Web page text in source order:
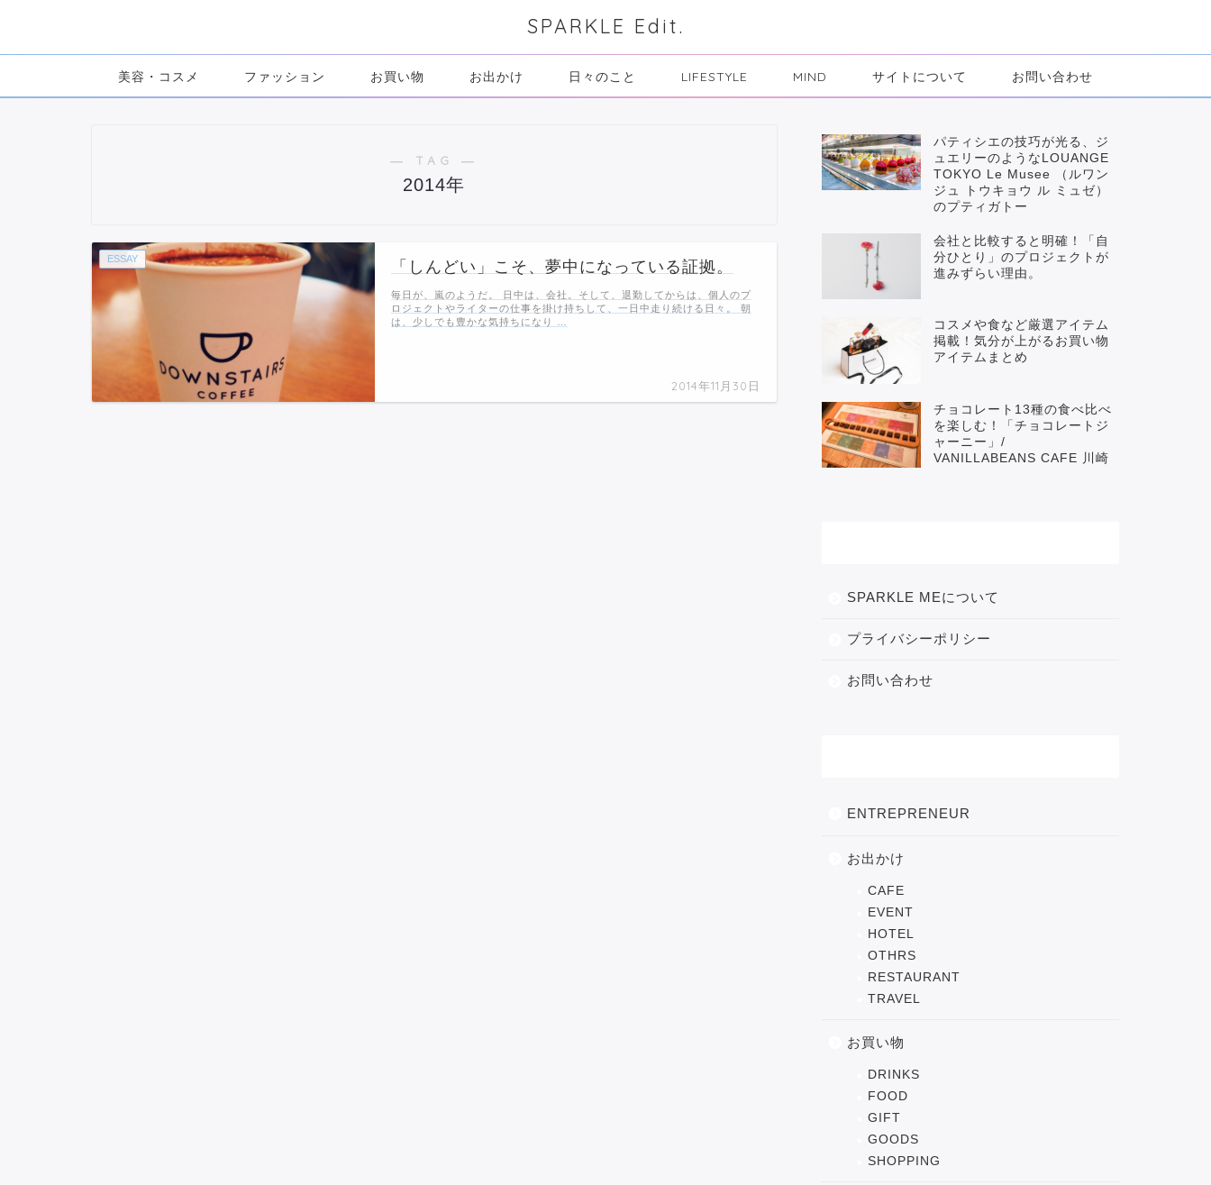
SPARKLE Edit.
美容・コスメ ファッション お買い物 お出かけ 日々のこと LIFESTYLE MIND サイトについて お問い合わせ
― TAG ―
2014年
ESSAY 「しんどい」こそ、夢中になっている証拠。
2014年11月30日
毎日が、嵐のようだ。 日中は、会社。そして、退勤してからは、個人のプ
ロジェクトやライターの仕事を掛け持ちして、一日中走り続ける日々。 朝
は、少しでも豊かな気持ちになり …
パティシエの技巧が光る、ジ
ュエリーのようなLOUANGE
TOKYO Le Musee （ルワン
ジュ トウキョウ ル ミュゼ）
のプティガトー
会社と比較すると明確！「自
分ひとり」のプロジェクトが
進みずらい理由。
コスメや食など厳選アイテム
掲載！気分が上がるお買い物
アイテムまとめ
チョコレート13種の食べ比べ
を楽しむ！「チョコレートジ
ャーニー」/
VANILLABEANS CAFE 川崎
SPARKLE MEについて
プライバシーポリシー
お問い合わせ
ENTREPRENEUR
お出かけ
CAFE
EVENT
HOTEL
OTHRS
RESTAURANT
TRAVEL
お買い物
DRINKS
FOOD
GIFT
GOODS
SHOPPING